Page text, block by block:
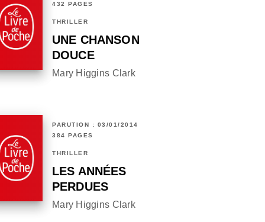
432 PAGES
THRILLER
UNE CHANSON
DOUCE
Mary Higgins Clark
PARUTION : 03/01/2014
384 PAGES
THRILLER
LES ANNÉES
PERDUES
Mary Higgins Clark